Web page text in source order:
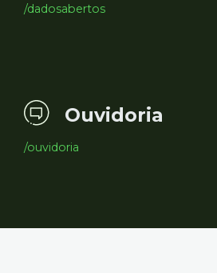
/dadosabertos
Ouvidoria
/ouvidoria